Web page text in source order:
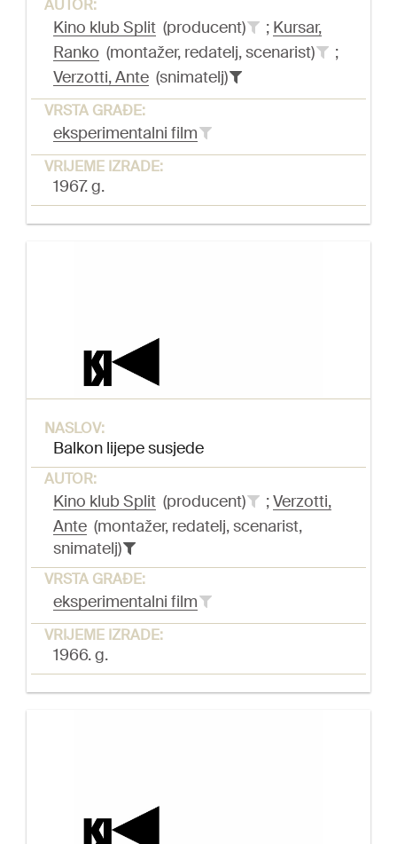
AUTOR:
Kino klub Split (producent) ; Kursar,
Ranko (montažer, redatelj, scenarist)
;
Verzotti, Ante (snimatelj)
VRSTA GRAĐE:
eksperimentalni film
VRIJEME IZRADE:
1967. g.
NASLOV:
Balkon lijepe susjede
AUTOR:
Kino klub Split (producent) ;Verzotti,
Ante (montažer, redatelj, scenarist,
snimatelj)
VRSTA GRAĐE:
eksperimentalni film
VRIJEME IZRADE:
1966. g.